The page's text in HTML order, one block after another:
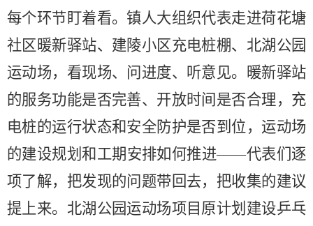
每个环节盯着看。镇人大组织代表走进荷花塘
社区暖新驿站、建陵小区充电桩棚、北湖公园
运动场，看现场、问进度、听意见。暖新驿站
的服务功能是否完善、开放时间是否合理，充
电桩的运行状态和安全防护是否到位，运动场
的建设规划和工期安排如何推进——代表们逐
项了解，把发现的问题带回去，把收集的建议
提上来。北湖公园运动场项目原计划建设乒乓